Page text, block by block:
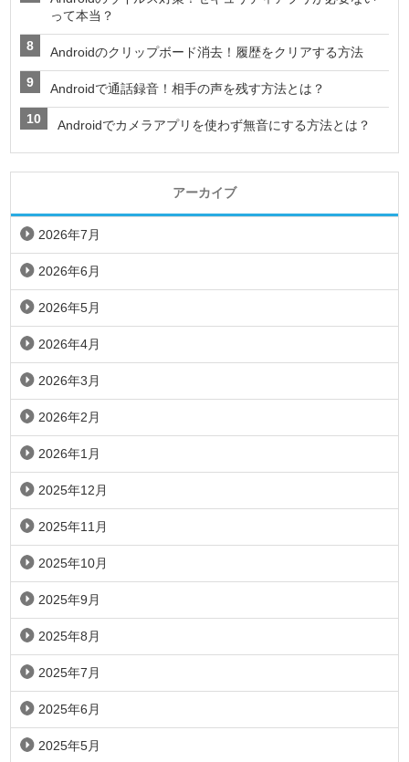
って本当？
Androidのクリップボード消去！履歴をクリアする方法
Androidで通話録音！相手の声を残す方法とは？
Androidでカメラアプリを使わず無音にする方法とは？
アーカイブ
2026年7月
2026年6月
2026年5月
2026年4月
2026年3月
2026年2月
2026年1月
2025年12月
2025年11月
2025年10月
2025年9月
2025年8月
2025年7月
2025年6月
2025年5月